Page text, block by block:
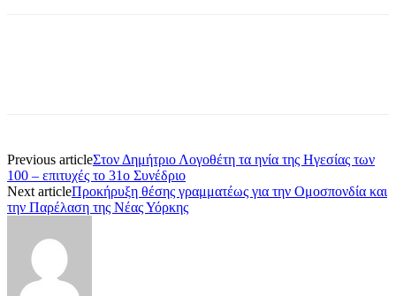
Previous articleΣτον Δημήτριο Λογοθέτη τα ηνία της Ηγεσίας των
100 – επιτυχές το 31ο Συνέδριο
Next articleΠροκήρυξη θέσης γραμματέως για την Ομοσπονδία και
την Παρέλαση της Νέας Υόρκης